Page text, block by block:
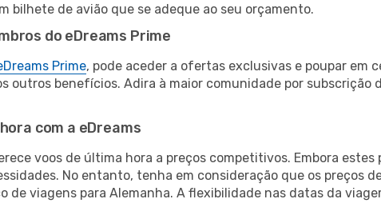
bilhete de avião que se adeque ao seu orçamento.
do eDreams Prime
Prime, pode aceder a ofertas exclusivas e poupar em
outros benefícios. Adira à maior comunidade por subscrição
com a eDreams
voos de última hora a preços competitivos. Embora
No entanto, tenha em consideração que os preços
de viagens para Alemanha. A flexibilidade nas datas da